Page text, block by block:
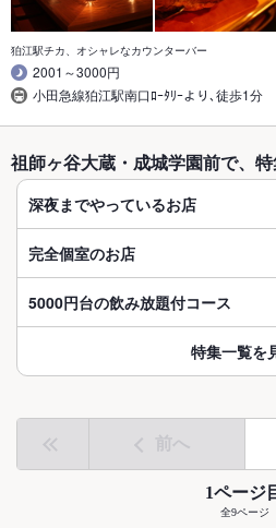
狛江駅チカ、オシャレなカウンターバー
2001～3000円
小田急線狛江駅南口ﾛｰﾀﾘｰより､徒歩1分
祖師ヶ谷大蔵・成城学園前で、
深夜までやっているお店
完全個室のお店
5000円台の飲み放題付コース
特集一覧を
前へ
1ページ
全9ページ